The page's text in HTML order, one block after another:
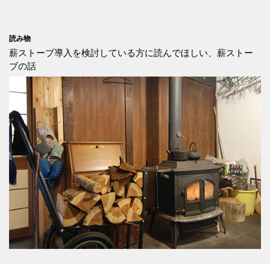
読み物
薪ストーブ導入を検討している方に読んでほしい、薪ストー
ブの話